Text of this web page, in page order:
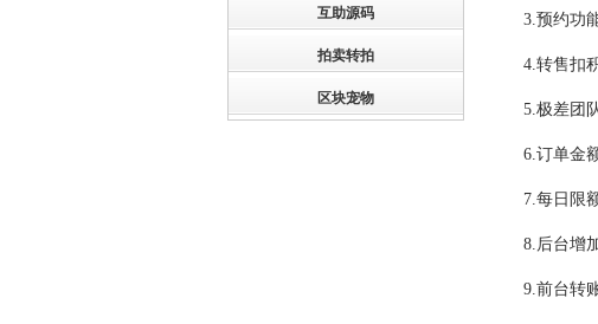
互助源码
拍卖转拍
区块宠物
3.预约功
4.转售扣
5.极差团
6.订单金
7.每日限
8.后台增
9.前台转